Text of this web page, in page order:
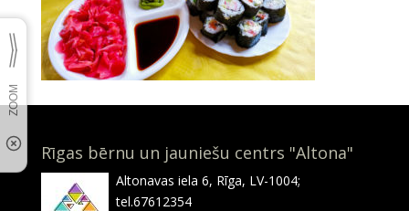
Rīgas bērnu un jauniešu centrs "Altona"
Altonavas iela 6, Rīga, LV-1004;
tel.67612354